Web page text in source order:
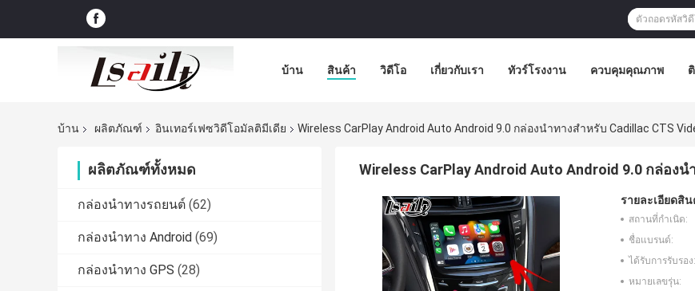
บ้าน สินค้า วิดีโอ เกี่ยวกับเรา ทัวร์โรงงาน ควบคุมคุณภาพ
บ้าน ผลิตภัณฑ์ อินเทอร์เฟซวิดีโอมัลติมีเดีย Wireless CarPlay Android Auto Android 9.0 กล่องนำทางสำหรับ Cadillac CTS
ผลิตภัณฑ์ทั้งหมด
กล่องนำทางรถยนต์ (62)
กล่องนำทาง Android (69)
กล่องนำทาง GPS (28)
Wireless CarPlay Android Auto Android 9.0 กล่อง
รายละเอียดสิน
สถานที่กำเนิด:
ชื่อแบรนด์:
ได้รับการรับรอง:
หมายเลขรุ่น: